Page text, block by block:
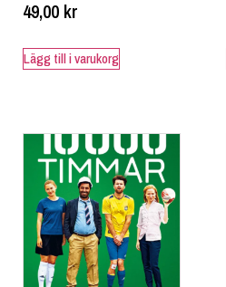
49,00 kr
Lägg till i varukorg